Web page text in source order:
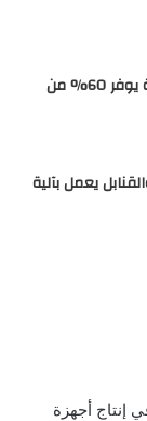
تصميم مبتكر لمحركات الطائرة يوفر 60% من
يعمل بآلية
إنتاج أجهزة